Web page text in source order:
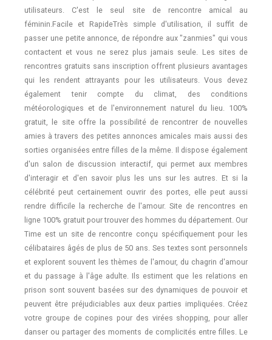
utilisateurs. C'est le seul site de rencontre amical au
féminin.Facile et RapideTrès simple d'utilisation, il suffit de
passer une petite annonce, de répondre aux "zanmies" qui vous
contactent et vous ne serez plus jamais seule. Les sites de
rencontres gratuits sans inscription offrent plusieurs avantages
qui les rendent attrayants pour les utilisateurs. Vous devez
également tenir compte du climat, des conditions
météorologiques et de l'environnement naturel du lieu. 100%
gratuit, le site offre la possibilité de rencontrer de nouvelles
amies à travers des petites annonces amicales mais aussi des
sorties organisées entre filles de la même. Il dispose également
d'un salon de discussion interactif, qui permet aux membres
d'interagir et d'en savoir plus les uns sur les autres. Et si la
célébrité peut certainement ouvrir des portes, elle peut aussi
rendre difficile la recherche de l'amour. Site de rencontres en
ligne 100% gratuit pour trouver des hommes du département. Our
Time est un site de rencontre conçu spécifiquement pour les
célibataires âgés de plus de 50 ans. Ses textes sont personnels
et explorent souvent les thèmes de l'amour, du chagrin d'amour
et du passage à l'âge adulte. Ils estiment que les relations en
prison sont souvent basées sur des dynamiques de pouvoir et
peuvent être préjudiciables aux deux parties impliquées. Créez
votre groupe de copines pour des virées shopping, pour aller
danser ou partager des moments de complicités entre filles. Le